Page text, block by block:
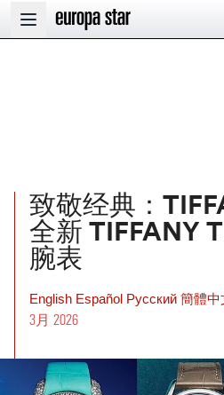
Open main menu
致敬经典：
全新 TIFFANY
腕表
English Español Pусский 簡體中
3月 2026